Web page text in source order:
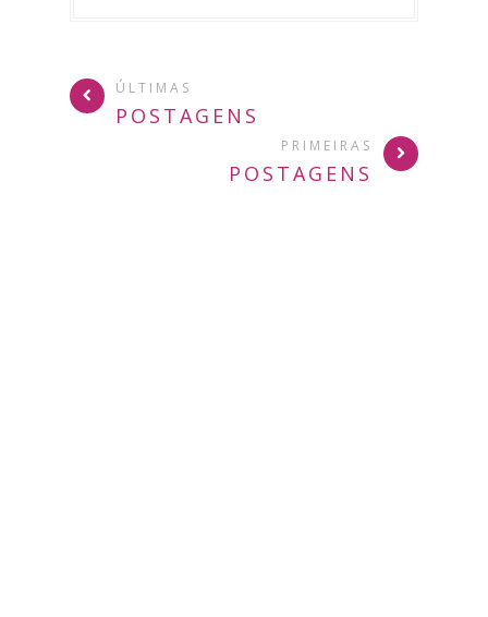
ÚLTIMAS
POSTAGENS
PRIMEIRAS
POSTAGENS